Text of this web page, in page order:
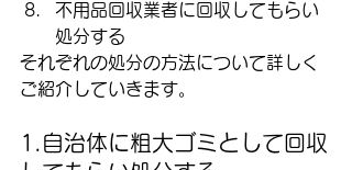
不用品回収業者に回収してもらい
処分する
それぞれの処分の方法について詳しく
ご紹介していきます。
1.自治体に粗大ゴミとして回収